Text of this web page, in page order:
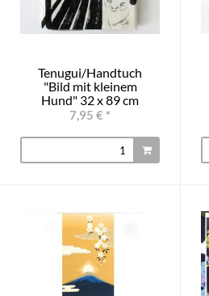
Tenugui/Handtuch
"Bild mit kleinem
Hund" 32 x 89 cm
7,95 € *